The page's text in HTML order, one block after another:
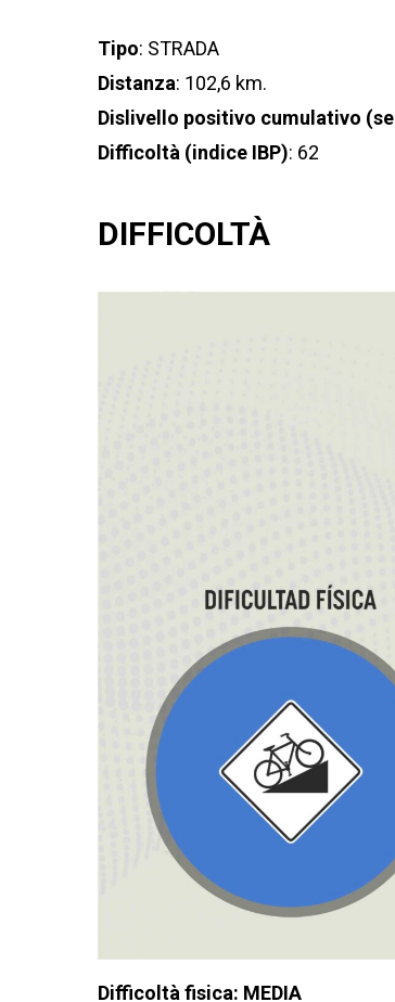
Tipo: STRADA
Distanza: 102,6 km.
Dislivello positivo cumulativo
Difficoltà (indice IBP): 62
DIFFICOLTÀ
Difficoltà fisica: MEDIA